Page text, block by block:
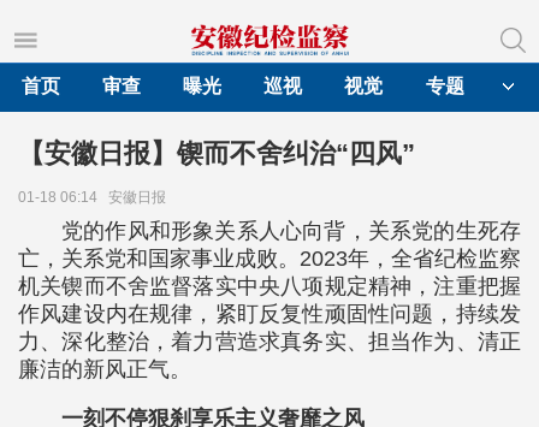
首页
审查 曝光 巡视 视觉 专题
【安徽日报】锲而不舍纠治“四风”
01-18 06:14 安徽日报
党的作风和形象关系人心向背，关系党的生死存
亡，关系党和国家事业成败。2023年，全省纪检监察
机关锲而不舍监督落实中央八项规定精神，注重把握
作风建设内在规律，紧盯反复性顽固性问题，持续发
力、深化整治，着力营造求真务实、担当作为、清正
廉洁的新风正气。
一刻不停狠刹享乐主义奢靡之风